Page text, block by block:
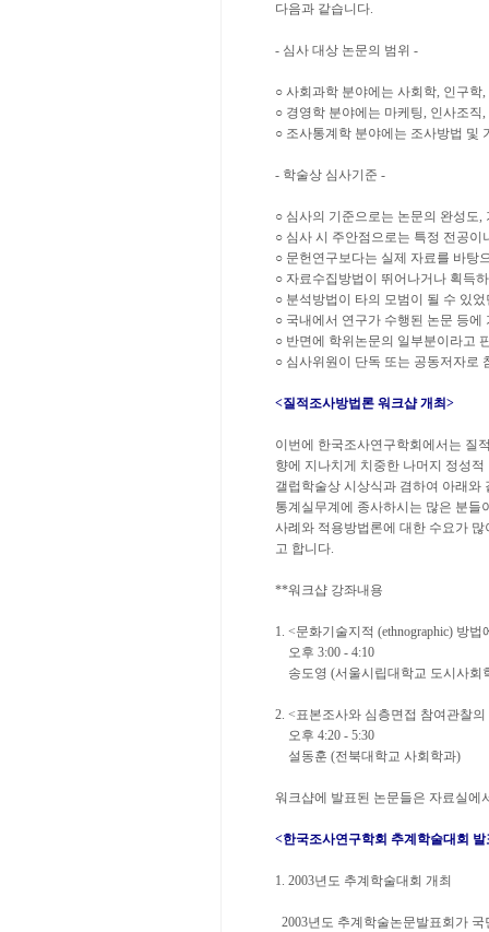
다음과 같습니다.
- 심사 대상 논문의 범위 -
○ 사회과학 분야에는 사회학, 인구
○ 경영학 분야에는 마케팅, 인사조
○ 조사통계학 분야에는 조사방법 및
- 학술상 심사기준 -
○ 심사의 기준으로는 논문의 완성도
○ 심사 시 주안점으로는 특정 전공
○ 문헌연구보다는 실제 자료를 바탕
○ 자료수집방법이 뛰어나거나 획득
○ 분석방법이 타의 모범이 될 수 있었
○ 국내에서 연구가 수행된 논문 등에
○ 반면에 학위논문의 일부분이라고
○ 심사위원이 단독 또는 공동저자로
<질적조사방법론 워크샵 개최>
이번에 한국조사연구학회에서는 질
향에 지나치게 치중한 나머지 정성
갤럽학술상 시상식과 겸하여 아래와
통계실무계에 종사하시는 많은 분들
사례와 적용방법론에 대한 수요가
고 합니다.
**워크샵 강좌내용
1. <문화기술지적 (ethnographic) 방
오후 3:00 - 4:10
송도영 (서울시립대학교 도시사회
2. <표본조사와 심층면접 참여관찰
오후 4:20 - 5:30
설동훈 (전북대학교 사회학과)
워크샵에 발표된 논문들은 자료실에
<한국조사연구학회 추계학술대회
1. 2003년도 추계학술대회 개최
2003년도 추계학술논문발표회가